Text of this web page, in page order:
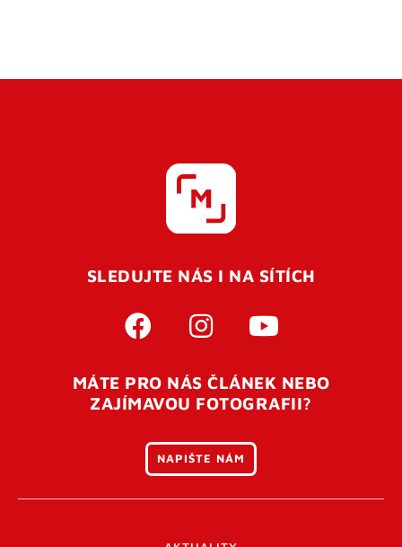
SLEDUJTE NÁS I NA SÍTÍCH
MÁTE PRO NÁS ČLÁNEK NEBO
ZAJÍMAVOU FOTOGRAFII?
NAPIŠTE NÁM